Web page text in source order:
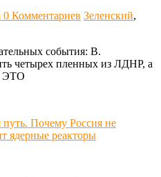
0 Комментариев Зеленский,
события: В.
четырех пленных из ЛДНР, а
ЭТО